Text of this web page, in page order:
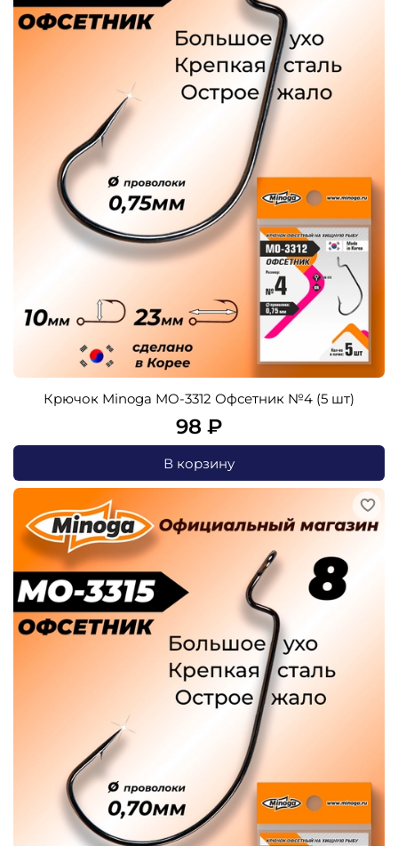
Крючок Minoga MO-3312 Офсетник №4 (5 шт)
98 ₽
В корзину